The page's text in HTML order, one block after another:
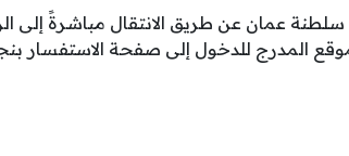
عمان عن طريق الانتقال مباشرةً إلى
المدرج للدخول إلى صفحة الاستفسار